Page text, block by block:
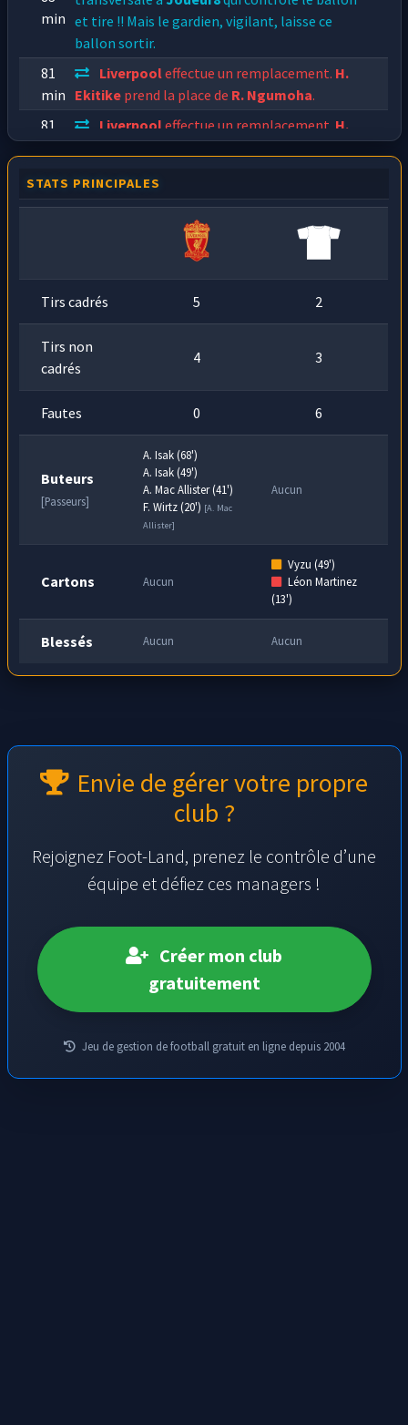
min et tire !! Mais le gardien, vigilant, laisse ce
ballon sortir.
81
min
Liverpooleffectue un remplacement. H.
Ekitike prend la place de R. Ngumoha.
81
min
Liverpool effectue un remplacement. H.
Elliottprend la place deR. Gravenberch.
STATS PRINCIPALES
Tirs cadrés 5 2
Tirs non
cadrés
4 3
Fautes 0 6
Buteurs
[Passeurs]
A. Isak (68')
A. Isak (49')
A. Mac Allister (41')
F. Wirtz (20') [A. Mac
Allister]
Aucun
Cartons Aucun
Vyzu (49')
Léon Martinez
(13')
Blessés Aucun Aucun
Envie de gérer votre propre
club ?
Rejoignez Foot-Land, prenez le contrôle d’une
équipe et défiez ces managers !
Créer mon club
gratuitement
Jeu de gestion de football gratuit en ligne depuis 2004